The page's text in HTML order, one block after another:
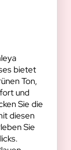
bietet
Ton,
und
Sie die
diesen
Sie